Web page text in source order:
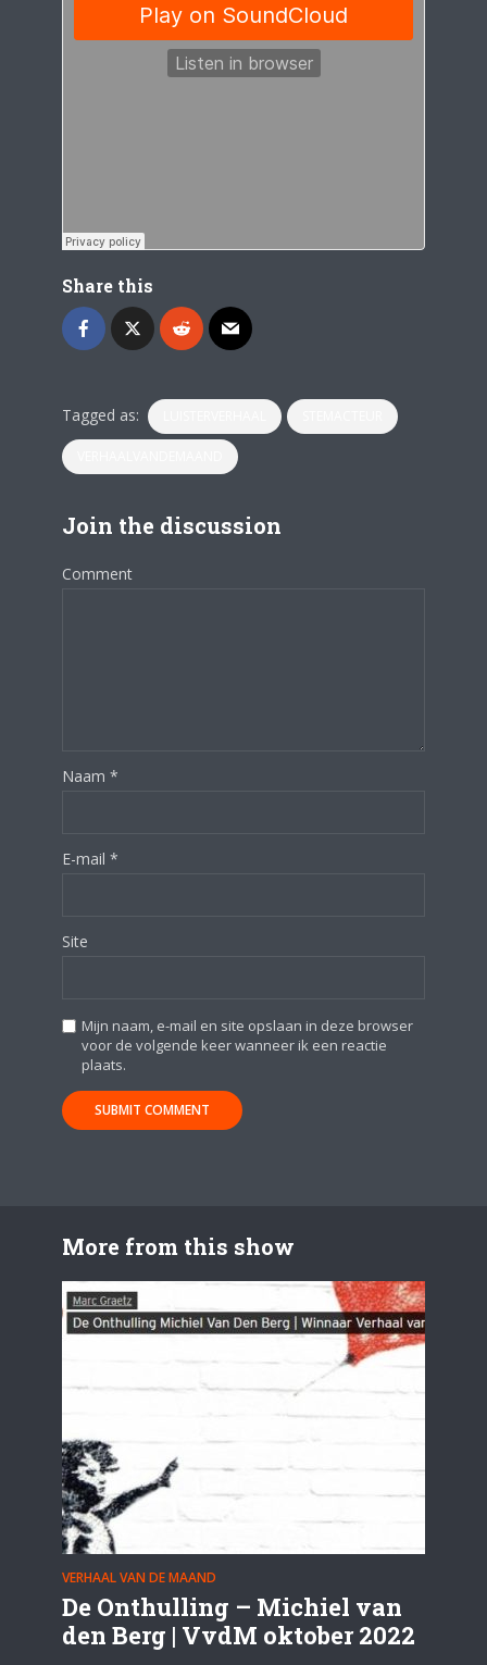
Share this
Tagged as:
Join the discussion
Comment
Naam *
E-mail *
Site
Mijn naam, e-mail en site opslaan in deze browser
voor de volgende keer wanneer ik een reactie
plaats.
More from this show
VERHAAL VAN DE MAAND
De Onthulling – Michiel van
den Berg | VvdM oktober 2022